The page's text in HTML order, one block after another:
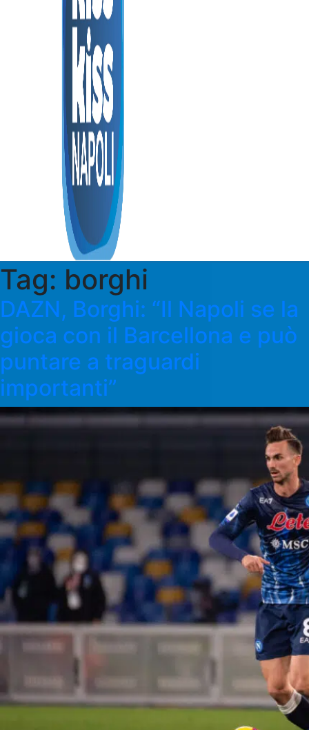
Tag: borghi
DAZN, Borghi: “Il Napoli se la
gioca con il Barcellona e può
puntare a traguardi
importanti”